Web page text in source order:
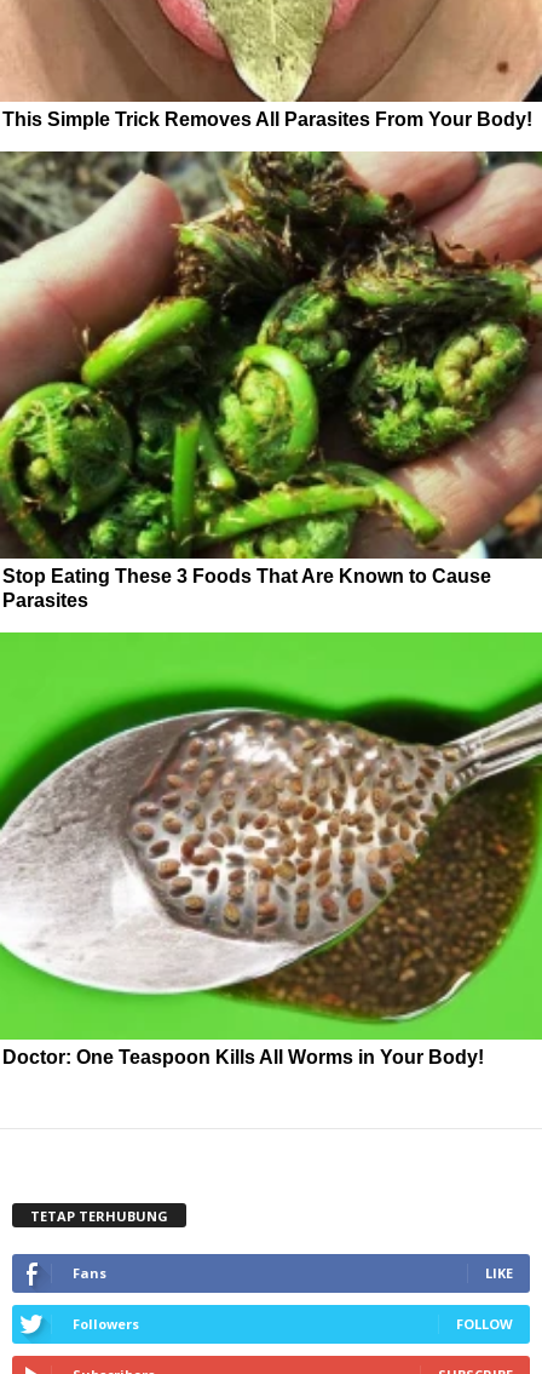
This Simple Trick Removes All Parasites From Your Body!
Stop Eating These 3 Foods That Are Known to Cause
Parasites
Doctor: One Teaspoon Kills All Worms in Your Body!
TETAP TERHUBUNG
Fans LIKE
Followers FOLLOW